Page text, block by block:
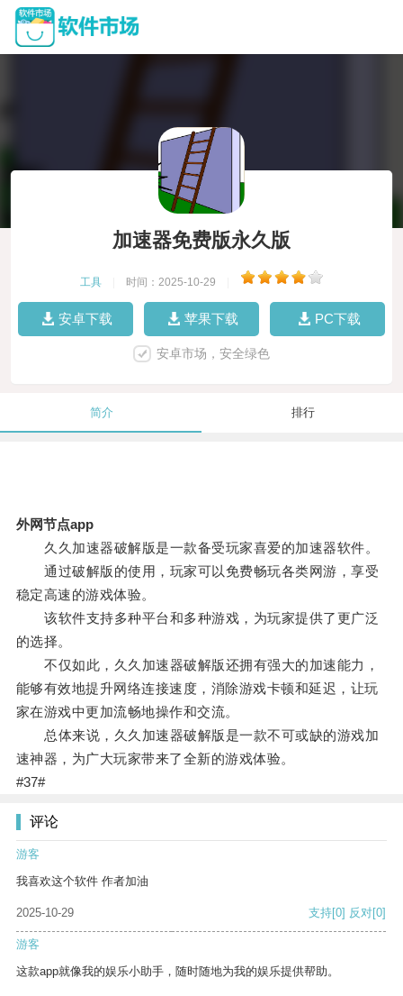
加速器免费版永久版
工具 时间：2025-10-29
安卓下载 苹果下载 PC下载
安卓市场，安全绿色
简介 排行
外网节点app
久久加速器破解版是一款备受玩家喜爱的加速器软件。
通过破解版的使用，玩家可以免费畅玩各类网游，享受
稳定高速的游戏体验。
该软件支持多种平台和多种游戏，为玩家提供了更广泛
的选择。
不仅如此，久久加速器破解版还拥有强大的加速能力，
能够有效地提升网络连接速度，消除游戏卡顿和延迟，让玩
家在游戏中更加流畅地操作和交流。
总体来说，久久加速器破解版是一款不可或缺的游戏加
速神器，为广大玩家带来了全新的游戏体验。
#37#
评论
游客
我喜欢这个软件 作者加油
2025-10-29 支持[0] 反对[0]
游客
这款app就像我的娱乐小助手，随时随地为我的娱乐提供帮助。